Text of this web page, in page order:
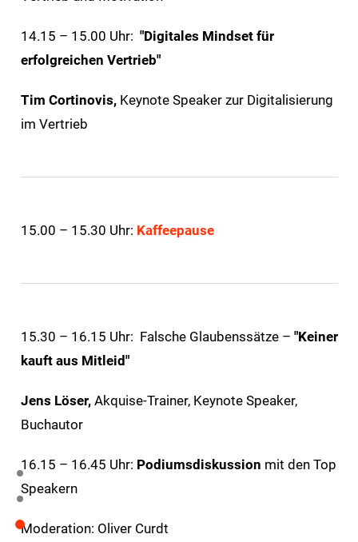
14.15 – 15.00 Uhr: "Digitales Mindset für
erfolgreichen Vertrieb"
Tim Cortinovis, Keynote Speaker zur Digitalisierung
im Vertrieb
15.00 – 15.30 Uhr: Kaffeepause
15.30 – 16.15 Uhr: Falsche Glaubenssätze – "Keiner
kauft aus Mitleid"
Jens Löser, Akquise-Trainer, Keynote Speaker,
Buchautor
16.15 – 16.45 Uhr: Podiumsdiskussion mit den Top
Speakern
Moderation: Oliver Curdt